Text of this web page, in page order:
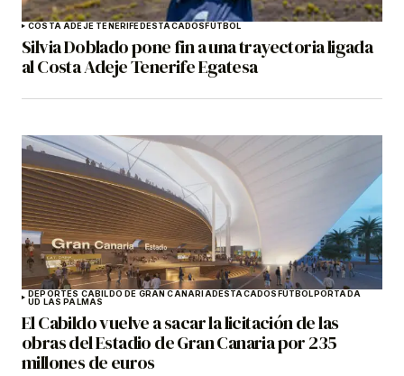
COSTA ADEJE TENERIFEDESTACADOSFÚTBOL
Silvia Doblado pone fin a una trayectoria ligada
al Costa Adeje Tenerife Egatesa
DEPORTES CABILDO DE GRAN CANARIADESTACADOSFÚTBOLPORTADA
UD LAS PALMAS
El Cabildo vuelve a sacar la licitación de las
obras del Estadio de Gran Canaria por 235
millones de euros